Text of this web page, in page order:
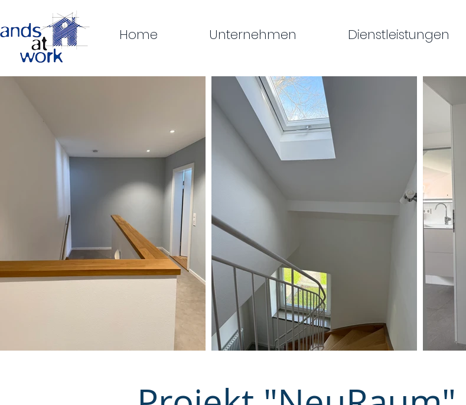
Home Unternehmen Dienstleistungen